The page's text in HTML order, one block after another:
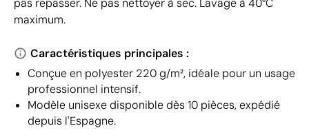
pas repasser. Ne pas nettoyer à sec. Lavage à 40°C
maximum.
Caractéristiques principales :
Conçue en polyester 220 g/m², idéale pour un usage
professionnel intensif.
Modèle unisexe disponible dès 10 pièces, expédié
depuis l'Espagne.